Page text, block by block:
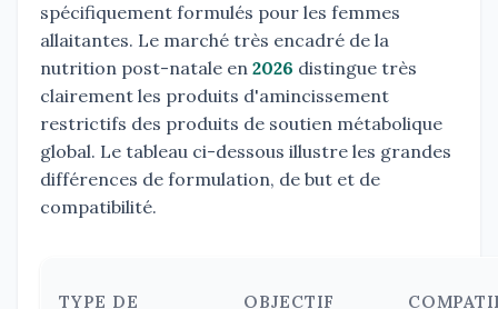
spécifiquement formulés pour les femmes
allaitantes. Le marché très encadré de la
nutrition post-natale en 2026 distingue très
clairement les produits d'amincissement
restrictifs des produits de soutien métabolique
global. Le tableau ci-dessous illustre les grandes
différences de formulation, de but et de
compatibilité.
TYPE DE
OBJECTIF